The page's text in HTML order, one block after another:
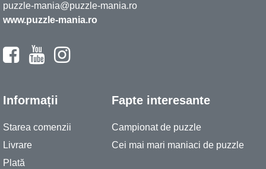
puzzle-mania@puzzle-mania.ro
www.puzzle-mania.ro
Informații
Starea comenzii
Livrare
Plată
Fapte interesante
Campionat de puzzle
Cei mai mari maniaci de puzzle